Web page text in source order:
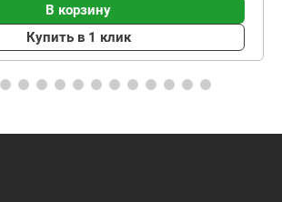
В корзину
Купить в 1 клик